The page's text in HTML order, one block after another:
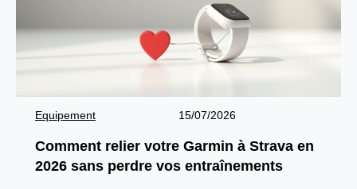
Equipement 15/07/2026
Comment relier votre Garmin à Strava en
2026 sans perdre vos entraînements